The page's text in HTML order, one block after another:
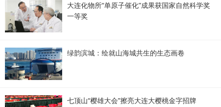
大连化物所“单原子催化”成果获国家自然科学奖
一等奖
绿韵滨城：绘就山海城共生的生态画卷
七顶山“樱雄大会”擦亮大连大樱桃金字招牌